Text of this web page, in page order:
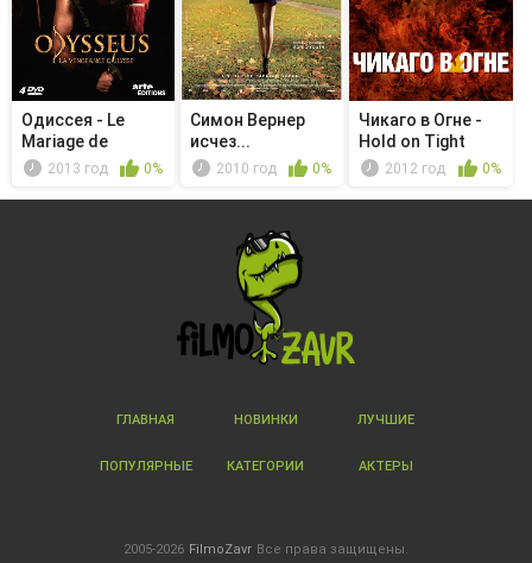
Одиссея - Le
Mariage de
Télémaque
2013 год 0%
Симон Вернер
исчез...
2010 год 0%
Чикаго в Огне -
Hold on Tight
2012 год 0%
ГЛАВНАЯ НОВИНКИ ЛУЧШИЕ
ПОПУЛЯРНЫЕ КАТЕГОРИИ АКТЕРЫ
2005-2026 FilmoZavr Все права защищены.